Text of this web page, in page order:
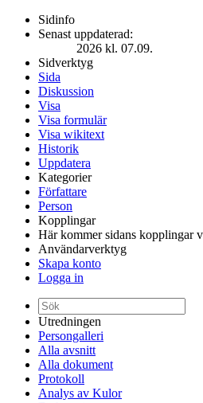
Sidinfo
Senast uppdaterad:
2026 kl. 07.09.
Sidverktyg
Sida
Diskussion
Visa
Visa formulär
Visa wikitext
Historik
Uppdatera
Kategorier
Författare
Person
Kopplingar
Här kommer sidans kopplingar
Användarverktyg
Skapa konto
Logga in
Utredningen
Persongalleri
Alla avsnitt
Alla dokument
Protokoll
Analys av Kulor